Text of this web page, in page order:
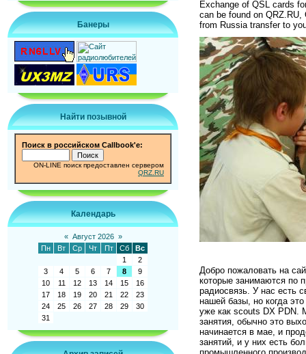
Банеры
Найти позывной
Поиск в российском Callbook'e:
ON-LINE поиск предоставлен сервером
QRZ.RU
Календарь
« Август 2026 »
Пн
Вт Ср Чт Пт Сб
Вс
1
2
3
4 5 6 7 8
9
10
11 12 13 14 15
16
17
18 19 20 21 22
23
24
25 26 27 28 29
30
31
Exchange of QSL cards
can be found on
from Russia transfer to
Добро пожаловать на
которые занимаются по
радиосвязь. У нас есть
нашей базы, но когда
уже как scouts DX PDN .
занятия, обычно это
начинается в мае, и
занятий, и у них есть